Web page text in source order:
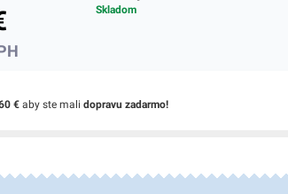
Skladom
€aby ste mali dopravu zadarmo!